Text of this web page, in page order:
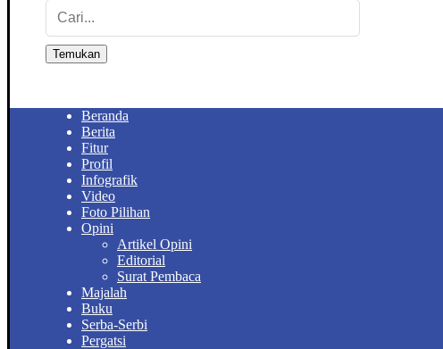
Temukan
Beranda
Berita
Fitur
Profil
Infografik
Video
Foto Pilihan
Opini
Artikel Opini
Editorial
Surat Pembaca
Majalah
Buku
Serba-Serbi
Pergatsi